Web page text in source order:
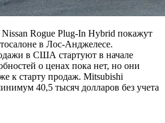
Rogue Plug-In Hybrid покажут
в Лос-Анджелесе.
в США стартуют в начале
о ценах пока нет, но они
к старту продаж. Mitsubishi
40,5 тысяч долларов без учета